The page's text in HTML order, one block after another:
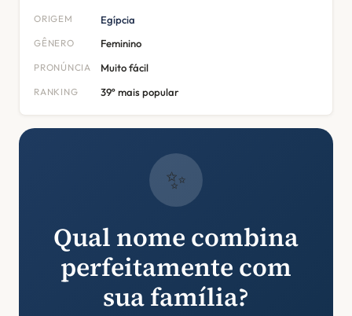
ORIGEM Egípcia
GÊNERO Feminino
PRONÚNCIA Muito fácil
RANKING 39º mais popular
✨
Qual nome combina
perfeitamente com
sua família?